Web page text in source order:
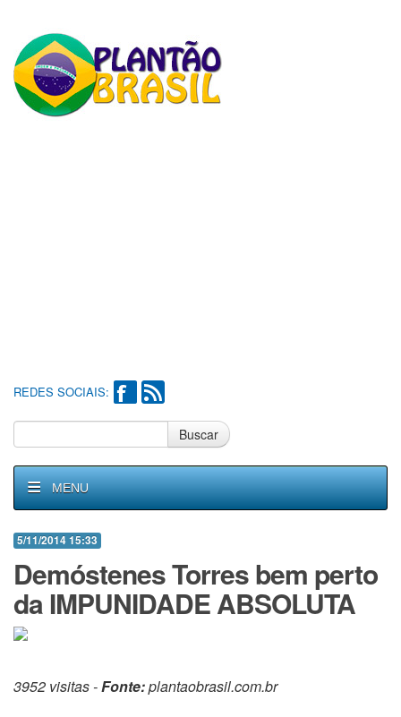
REDES SOCIAIS:
Buscar
MENU
5/11/2014 15:33
Demóstenes Torres bem perto
da IMPUNIDADE ABSOLUTA
3952 visitas -Fonte:plantaobrasil.com.br